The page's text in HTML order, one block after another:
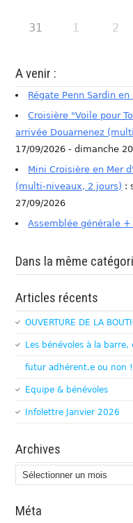
31 1 2
A venir :
Régate Penn Sardin en
Croisière "Voile pour
arrivée Douarnenez
17/09/2026 - dimanche
Mini Croisière en Mer
(multi-niveaux, 2 jours) :
27/09/2026
Assemblée générale +
Dans la même
Articles récents
OUVERTURE DE LA
Les bénévoles à la
futur adhérent.e ou non !
Equipe & bénévoles
Infolettre Janvier 2026
Archives
Archives
Méta